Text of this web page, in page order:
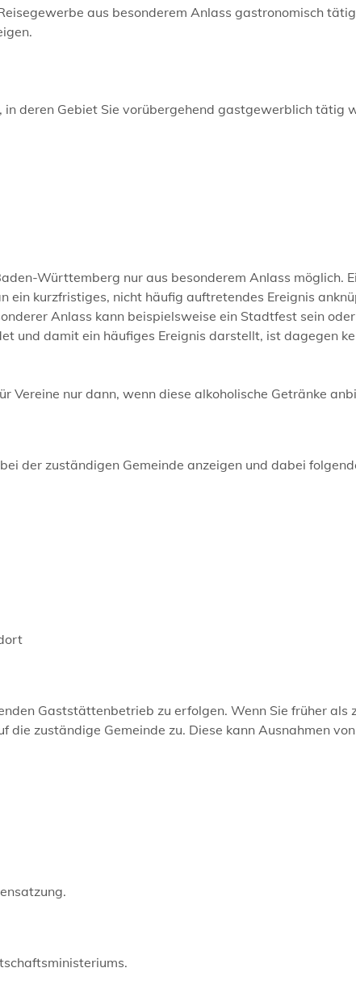
aus besonderem Anlass gastronomisch tätig
in deren Gebiet Sie vorübergehend gastgewerblich tätig
Württemberg nur aus besonderem Anlass möglich.
ein kurzfristiges, nicht häufig auftretendes Ereignis
Anlass kann beispielsweise ein Stadtfest sein
und damit ein häufiges Ereignis darstellt, ist dagegen
nur dann, wenn diese alkoholische Getränke
der zuständigen Gemeinde anzeigen und dabei
Gaststättenbetrieb zu erfolgen. Wenn Sie früher als
zuständige Gemeinde zu. Diese kann Ausnahmen